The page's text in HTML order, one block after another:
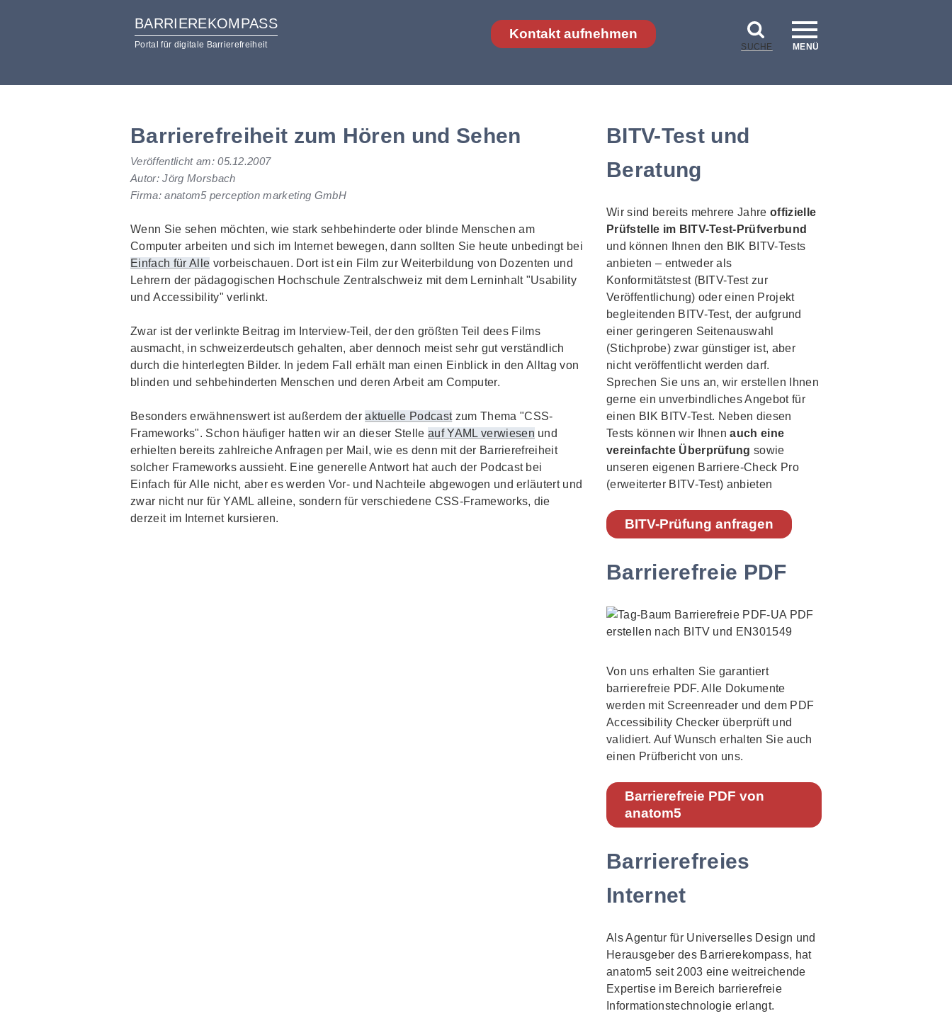
BARRIEREKOMPASS
Portal für digitale Barrierefreiheit
Kontakt aufnehmen
SUCHE MENÜ
Barrierefreiheit zum Hören und Sehen
Veröffentlicht am:05.12.2007
Autor: Jörg Morsbach
Firma: anatom5 perception marketing GmbH
Wenn Sie sehen möchten, wie stark sehbehinderte oder blinde Menschen am
Computer arbeiten und sich im Internet bewegen, dann sollten Sie heute unbedingt bei
Einfach für Alle vorbeischauen. Dort ist ein Film zur Weiterbildung von Dozenten und
Lehrern der pädagogischen Hochschule Zentralschweiz mit dem Lerninhalt "Usability
undAccessibility" verlinkt.
Zwar ist der verlinkte Beitrag im Interview-Teil, der den größten Teil dees Films
ausmacht, in schweizerdeutsch gehalten, aber dennoch meist sehr gut verständlich
durch die hinterlegten Bilder. In jedem Fall erhält man einen Einblick in den Alltag von
blinden und sehbehinderten Menschen und deren Arbeit am Computer.
Besonders erwähnenswert ist außerdem deraktuelle Podcastzum Thema "CSS-
Frameworks". Schon häufiger hatten wir an dieser Stelleauf YAML verwiesen und
erhielten bereits zahlreiche Anfragen per Mail , wie es denn mit der Barrierefreiheit
solcher Frameworksaussieht. Eine generelle Antwort hat auch der Podcast bei
Einfach für Alle nicht, aber es werden Vor- und Nachteile abgewogen und erläutert und
zwar nicht nur für YAML alleine, sondern für verschiedene CSS-Frameworks, die
derzeit im Internet kursieren.
BITV-Test und
Beratung
Wir sind bereits mehrere Jahreoffizielle
Prüfstelle im BITV-Test-Prüfverbund
und können Ihnen den BIK BITV-Tests
anbieten – entweder als
Konformitätstest (BITV-Test zur
Veröffentlichung) oder einen Projekt
begleitenden BITV-Test, der aufgrund
einer geringeren Seitenauswahl
(Stichprobe) zwar günstiger ist, aber
nicht veröffentlicht werden darf.
Sprechen Sie uns an, wir erstellen Ihnen
gerne ein unverbindliches Angebot für
einen BIK BITV-Test. Neben diesen
Tests können wir Ihnenauch eine
vereinfachte Überprüfung sowie
unseren eigenen Barriere-Check Pro
(erweiterter BITV-Test) anbieten
BITV-Prüfung anfragen
Barrierefreie PDF
Von uns erhalten Sie garantiert
barrierefreie PDF. Alle Dokumente
werden mit Screenreader und dem PDF
Accessibility Checker überprüft und
validiert. Auf Wunsch erhalten Sie auch
einen Prüfbericht von uns.
Barrierefreie PDF von
anatom5
Barrierefreies
Internet
Als Agentur für Universelles Design und
Herausgeber des Barrierekompass, hat
anatom5 seit 2003 eine weitreichende
Expertise im Bereich barrierefreie
Informationstechnologie erlangt.